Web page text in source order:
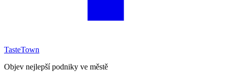
TasteTown
Objev nejlepší podniky ve městě